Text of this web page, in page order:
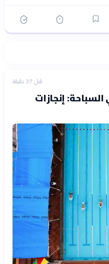
قبل 37 دقيقة
في السباحة: إنجازات